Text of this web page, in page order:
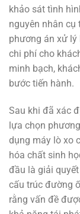
khảo sát tình
nguyên nhân cụ
phương án xử lý
chi phí cho
minh bạch,
bước tiến hành.
Sau khi đã xác
lựa chọn
dụng máy lò xo
hóa chất sinh
đầu là giải
cấu trúc đường
rằng vấn đề